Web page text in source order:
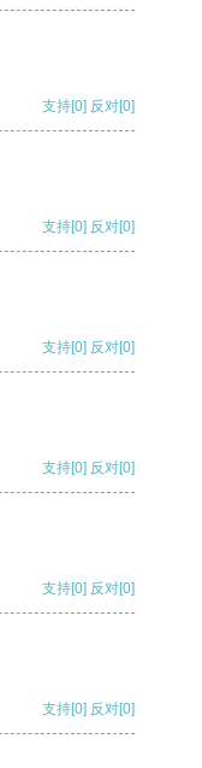
支持[0] 反对[0]
支持[0] 反对[0]
支持[0] 反对[0]
支持[0] 反对[0]
支持[0] 反对[0]
支持[0] 反对[0]